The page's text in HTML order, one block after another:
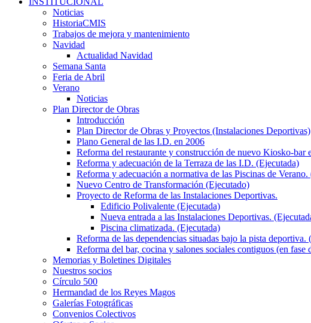
Noticias
HistoriaCMIS
Trabajos de mejora y mantenimiento
Navidad
Actualidad Navidad
Semana Santa
Feria de Abril
Verano
Noticias
Plan Director de Obras
Introducción
Plan Director de Obras y Proyectos (Instalaciones Deportivas)
Plano General de las I.D. en 2006
Reforma del restaurante y construcción de nuevo Kiosko-bar
Reforma y adecuación de la Terraza de las I.D. (Ejecutada)
Reforma y adecuación a normativa de las Piscinas de Verano.
Nuevo Centro de Transformación (Ejecutado)
Proyecto de Reforma de las Instalaciones Deportivas.
Edificio Polivalente (Ejecutada)
Nueva entrada a las Instalaciones Deportivas.
Piscina climatizada. (Ejecutada)
Reforma de las dependencias situadas bajo la pista deportiva.
Reforma del bar, cocina y salones sociales contiguos (en fase
Memorias y Boletines Digitales
Nuestros socios
Círculo 500
Hermandad de los Reyes Magos
Galerías Fotográficas
Convenios Colectivos